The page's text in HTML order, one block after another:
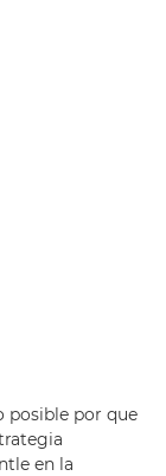
posible por que
en la